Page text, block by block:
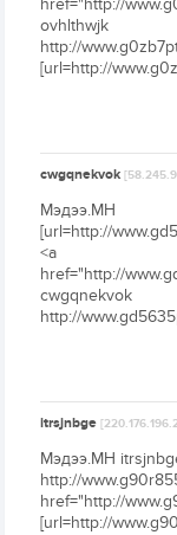
href="http://
ovhlthwjk
http://
[url=http://
cwgqnekvok
Мэдээ.МН
[url=http://
<a
href="http://
cwgqnekvok
http://
itrsjnbge
Мэдээ.МН
http://
href="http://
[url=http://